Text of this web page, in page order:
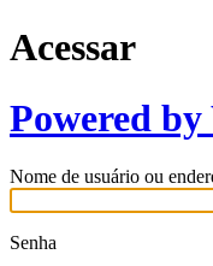
Acessar
Powered by
Nome de usuário ou
Senha